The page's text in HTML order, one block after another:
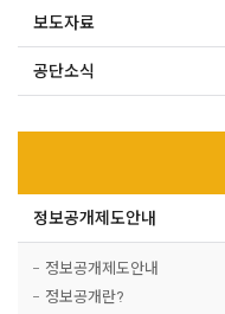
보도자료
공단소식
정보공개제도안내
정보공개제도안내
정보공개란?